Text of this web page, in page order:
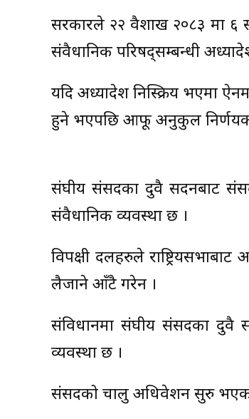
सरकारले २२ वैशाख २०८३ मा ६
संवैधानिक परिषद्सम्बन्धी
यदि अध्यादेश निस्क्रिय भएमा
हुने भएपछि आफू अनुकुल निर्णयका
संघीय संसदका दुवै सदनबाट
संवैधानिक व्यवस्था छ ।
विपक्षी दलहरुले
लैजाने आँटै गरेन ।
संविधानमा संघीय संसदका दुवै
व्यवस्था छ ।
संसदको चालु अधिवेशन सुरु भएको